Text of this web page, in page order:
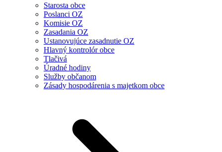
Starosta obce
Poslanci OZ
Komisie OZ
Zasadania OZ
Ustanovujúce zasadnutie OZ
Hlavný kontrolór obce
Tlačivá
Úradné hodiny
Služby občanom
Zásady hospodárenia s majetkom obce